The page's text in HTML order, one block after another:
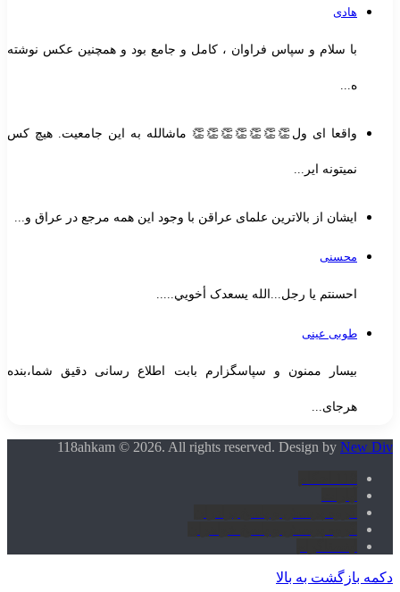
هادی
با سلام و سپاس فراوان ، کامل و جامع بود و همچنین عکس نوشته
ه...
واقعا ای ول👏👏👏👏👏👏👏 ماشالله به این جامعیت. هیچ کس
نمیتونه ایر...
ایشان از بالاترین علمای عراقن با وجود این همه مرجع در عراق و...
محسنی
احسنتم یا رجل...الله یسعدک أخويي.....
طوبی عینی
بیسار ممنون و سپاسگزارم بابت اطلاع رسانی دقیق شما،بنده
هرجای...
118ahkam © 2026. All rights reserved. Design byNew
بازگشت به بالا